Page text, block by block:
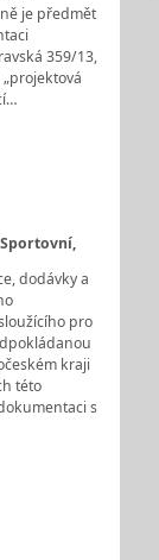
je předmět
359/13,
dodávky a
pro
kraji
této
s